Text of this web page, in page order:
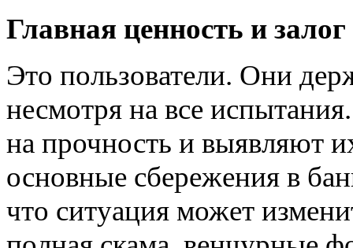
Главная ценность и
Это пользователи. Они
несмотря на все
на прочность и выявляют
основные сбережения в
что ситуация может